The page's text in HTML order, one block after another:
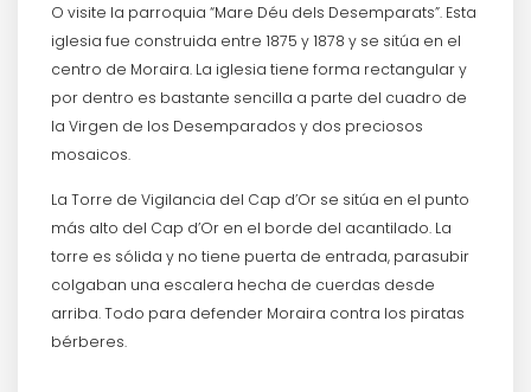
O visite la parroquia “Mare Déu dels Desemparats”. Esta
iglesia fue construida entre 1875 y 1878 y se sitúa en el
centro de Moraira. La iglesia tiene forma rectangular y
por dentro es bastante sencilla a parte del cuadro de
la Virgen de los Desemparados y dos preciosos
mosaicos.
La Torre de Vigilancia del Cap d’Or se sitúa en el punto
más alto del Cap d’Or en el borde del acantilado. La
torre es sólida y no tiene puerta de entrada, parasubir
colgaban una escalera hecha de cuerdas desde
arriba. Todo para defender Moraira contra los piratas
bérberes.